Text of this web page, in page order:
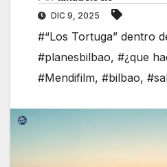
DIC 9, 2025
#“Los Tortuga” dentro
#planesbilbao, #¿que
#Mendifilm, #bilbao,